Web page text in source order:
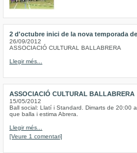
2 d'octubre inici de la nova temporada
26/09/2012
ASSOCIACIÓ CULTURAL BALLABRERA
Llegir més...
ASSOCIACIÓ CULTURAL BALLABRERA
15/05/2012
Ball social: Llatí i Standard. Dimarts de 20:00
que balla i estima Abrera.
Llegir més...
[Veure 1 comentari]